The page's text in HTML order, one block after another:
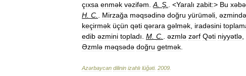
çıxsa enmək vəzifəm A Ş . <Yaralı zabit:> Bu
H C Mirzağa məqsədinə doğru yürüməli
keçirmək üçün qəti qərara gəlmək iradəsini
edib əzmini topladı M C əzmlə zərf Qəti niyyətlə
Əzmlə məqsədə doğru getmək
Azərbaycan dilinin izahlı lüğəti. 2009